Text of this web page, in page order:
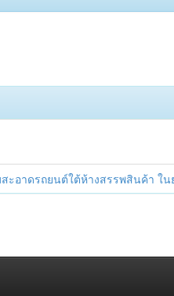
ะอาดรถยนต์ใต้ห้างสรรพสินค้า ใน